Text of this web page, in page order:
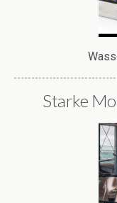
Starke